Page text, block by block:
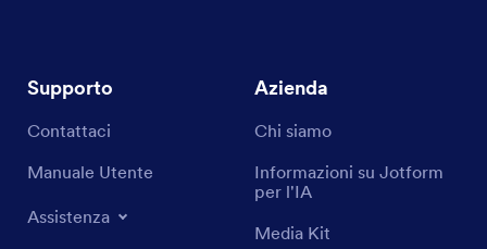
Supporto
Contattaci
Manuale Utente
Assistenza
Azienda
Chi siamo
Informazioni su Jotform
per l'IA
Media Kit